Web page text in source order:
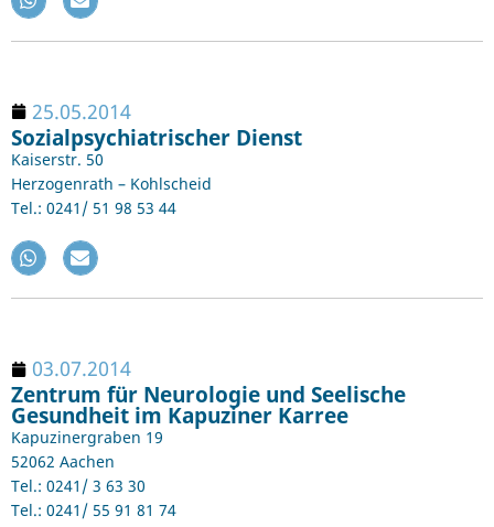
25.05.2014
Sozialpsychiatrischer Dienst
Kaiserstr. 50
Herzogenrath – Kohlscheid
Tel.: 0241/ 51 98 53 44
03.07.2014
Zentrum für Neurologie und Seelische
Gesundheit im Kapuziner Karree
Kapuzinergraben 19
52062 Aachen
Tel.: 0241/ 3 63 30
Tel.: 0241/ 55 91 81 74